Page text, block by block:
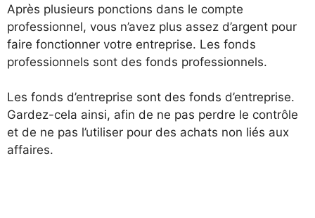
Après plusieurs ponctions dans le compte
professionnel, vous n’avez plus assez d’argent pour
faire fonctionner votre entreprise. Les fonds
professionnels sont des fonds professionnels.
Les fonds d’entreprise sont des fonds d’entreprise.
Gardez-cela ainsi, afin de ne pas perdre le contrôle
et de ne pas l’utiliser pour des achats non liés aux
affaires.